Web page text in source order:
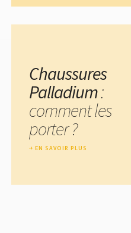
Chaussures
Palladium:
comment les
porter ?
EN SAVOIR PLUS